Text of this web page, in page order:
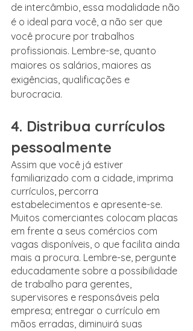
de intercâmbio, essa modalidade não
é o ideal para você, a não ser que
você procure por trabalhos
profissionais. Lembre-se, quanto
maiores os salários, maiores as
exigências, qualificações e
burocracia.
4. Distribua currículos
pessoalmente
Assim que você já estiver
familiarizado com a cidade, imprima
currículos, percorra
estabelecimentos e apresente-se.
Muitos comerciantes colocam placas
em frente a seus comércios com
vagas disponíveis, o que facilita ainda
mais a procura. Lembre-se, pergunte
educadamente sobre a possibilidade
de trabalho para gerentes,
supervisores e responsáveis pela
empresa; entregar o currículo em
mãos erradas, diminuirá suas